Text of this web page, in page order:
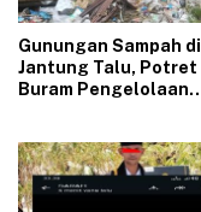
Gunungan Sampah di
Jantung Talu, Potret
Buram Pengelolaan